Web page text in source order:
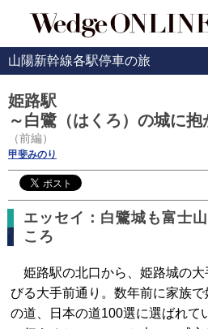
山陽新幹線各駅停車の旅
姫路駅
～白鷺（はくろ）の城に抱
（前編）
甲斐みのり
エッセイ：白鷺城も富士
ころ
姫路駅の北口から、姫路城の大
びる大手前通り。数年前に家族
の道、日本の道100選に選ばれて